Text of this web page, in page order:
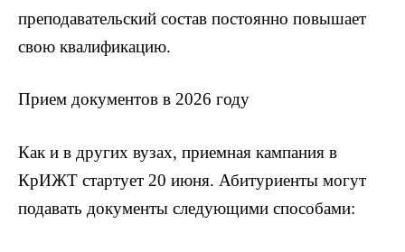
преподавательский состав постоянно повышает
свою квалификацию.
Прием документов в 2026 году
Как и в других вузах, приемная кампания в
КрИЖТ стартует 20 июня. Абитуриенты могут
подавать документы следующими способами: